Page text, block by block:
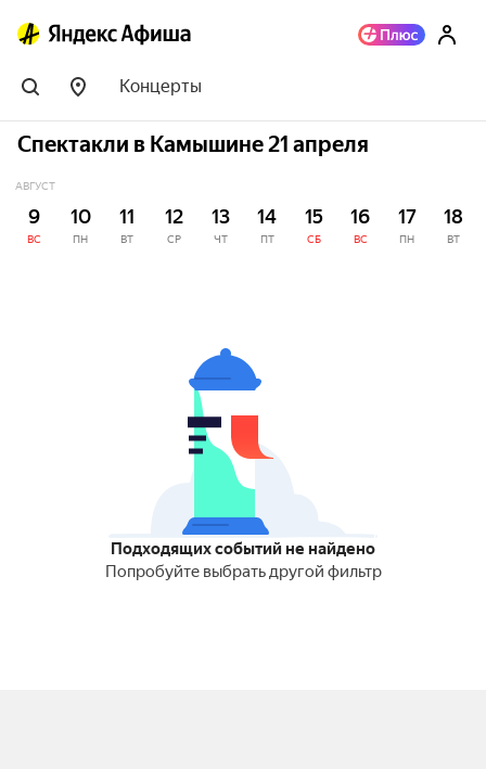
Концерты
Спектакли в Камышине 21 апреля
АВГУСТ
9
ВС
10
ПН
11
ВТ
12
СР
13
ЧТ
14
ПТ
15
СБ
16
ВС
17
ПН
18
ВТ
Подходящих событий не найдено
Попробуйте выбрать другой фильтр